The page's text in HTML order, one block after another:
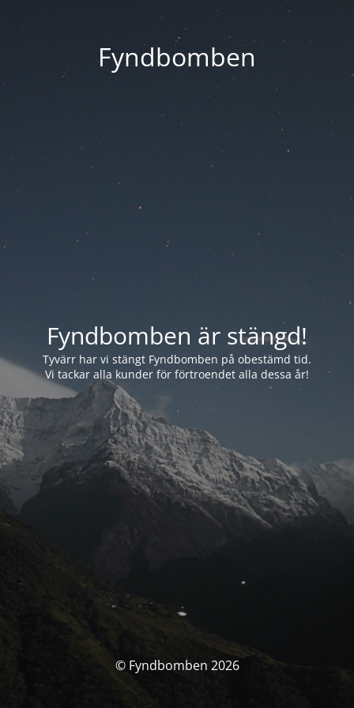
Fyndbomben
Fyndbomben är stängd!
Tyvärr har vi stängt Fyndbomben på obestämd tid.
Vi tackar alla kunder för förtroendet alla dessa år!
© Fyndbomben 2026